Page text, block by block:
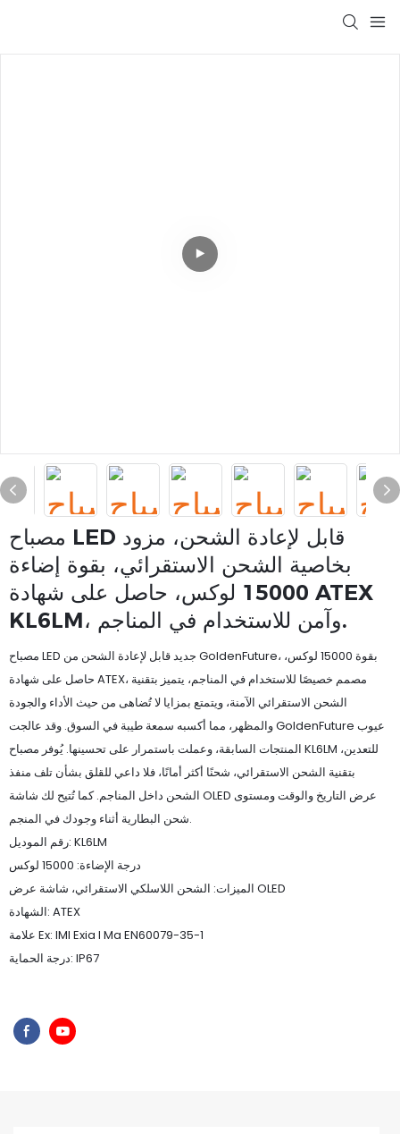
مصباح LED قابل لإعادة الشحن، مزود
بخاصية الشحن الاستقرائي، بقوة إضاءة
15000 لوكس، حاصل على شهادة ATEX
KL6LM، وآمن للاستخدام في المناجم.
مصباح LED جديد قابل لإعادة الشحن من GoldenFuture، بقوة 15000 لوكس،
حاصل على شهادة ATEX، مصمم خصيصًا للاستخدام في المناجم، يتميز بتقنية
الشحن الاستقرائي الآمنة، ويتمتع بمزايا لا تُضاهى من حيث الأداء والجودة
والمظهر، مما أكسبه سمعة طيبة في السوق. وقد عالجت GoldenFuture عيوب
المنتجات السابقة، وعملت باستمرار على تحسينها. يُوفر مصباح KL6LM للتعدين،
بتقنية الشحن الاستقرائي، شحنًا أكثر أمانًا، فلا داعي للقلق بشأن تلف منفذ
الشحن داخل المناجم. كما تُتيح لك شاشة OLED عرض التاريخ والوقت ومستوى
شحن البطارية أثناء وجودك في المنجم.
رقم الموديل: KL6LM
درجة الإضاءة: 15000 لوكس
الميزات: الشحن اللاسلكي الاستقرائي، شاشة عرض OLED
الشهادة: ATEX
علامة Ex: IMI Exia I Ma EN60079-35-1
درجة الحماية: IP67